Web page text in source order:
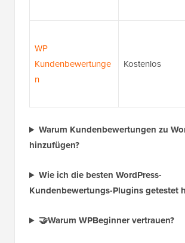
WP
Kundenbewertunge
n
Kostenlos
Warum Kundenbewertungen zu
hinzufügen?
Wie ich die besten WordPress-
Kundenbewertungs-Plugins getestet
🤝Warum WPBeginner vertrauen?